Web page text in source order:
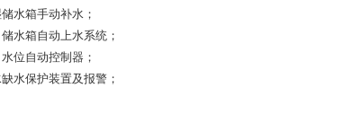
水箱手动补水；
水箱自动上水系统；
位自动控制器；
水保护装置及报警；